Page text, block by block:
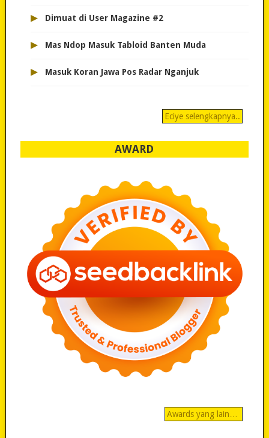
▸ Dimuat di User Magazine #2
▸ Mas Ndop Masuk Tabloid Banten Muda
▸ Masuk Koran Jawa Pos Radar Nganjuk
Eciye selengkapnya..
AWARD
Awards yang lain…